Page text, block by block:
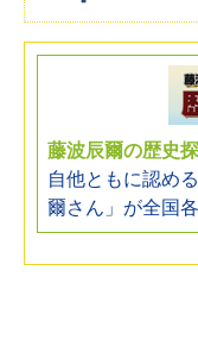
藤波辰爾の歴史
自他ともに認め
爾さん」が全国